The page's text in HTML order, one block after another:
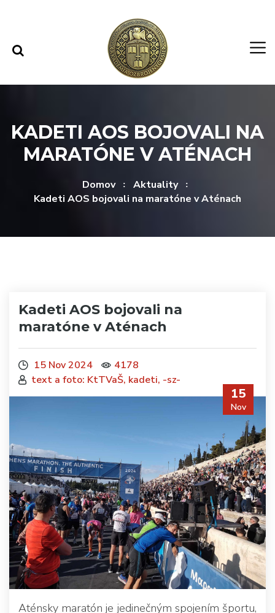
KADETI AOS BOJOVALI NA
MARATÓNE V ATÉNACH
Domov
Aktuality
Kadeti AOS bojovali na maratóne v Aténach
Kadeti AOS bojovali na
maratóne v Aténach
15 Nov 2024
4178
text a foto: KtTVaŠ, kadeti, -sz-
15
Nov
Aténsky maratón je jedinečným spojením športu,